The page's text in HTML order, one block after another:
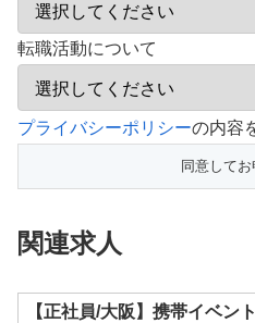
転職活動について
こ
フ
ー
プライバシーポリシーの内容
関連求人
【正社員/大阪】携帯イベン